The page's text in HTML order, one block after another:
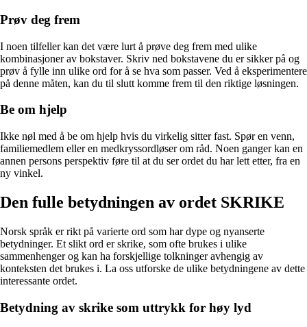
Prøv deg frem
I noen tilfeller kan det være lurt å prøve deg frem med ulike
kombinasjoner av bokstaver. Skriv ned bokstavene du er sikker på og
prøv å fylle inn ulike ord for å se hva som passer. Ved å eksperimentere
på denne måten, kan du til slutt komme frem til den riktige løsningen.
Be om hjelp
Ikke nøl med å be om hjelp hvis du virkelig sitter fast. Spør en venn,
familiemedlem eller en medkryssordløser om råd. Noen ganger kan en
annen persons perspektiv føre til at du ser ordet du har lett etter, fra en
ny vinkel.
Den fulle betydningen av ordet SKRIKE
Norsk språk er rikt på varierte ord som har dype og nyanserte
betydninger. Et slikt ord er skrike, som ofte brukes i ulike
sammenhenger og kan ha forskjellige tolkninger avhengig av
konteksten det brukes i. La oss utforske de ulike betydningene av dette
interessante ordet.
Betydning av skrike som uttrykk for høy lyd